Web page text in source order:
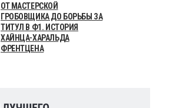
ОТ МАСТЕРСКОЙ
ГРОБОВЩИКА ДО БОРЬБЫ ЗА
ТИТУЛ В Ф1. ИСТОРИЯ
ХАЙНЦА-ХАРАЛЬДА
ФРЕНТЦЕНА